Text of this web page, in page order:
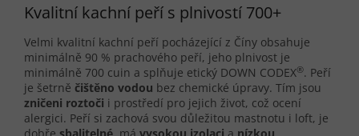
Kvalitní kachní peří s plnivostí 700+
Velmi kvalitní kachní peří pocházející z Číny obsahuje
minimálně 90 % prachového peří, jeho plnivost je
minimálně 700 cuin a splňuje etický DOWN CODEX®. Peří
je šetrně čištěno vodou bez chemické úpravy. Tím jsou
zničeni roztoči i prostředí pro jejich život, což ocení
alergici. Peří si zachová svou důležitou mastnotu i loft, je